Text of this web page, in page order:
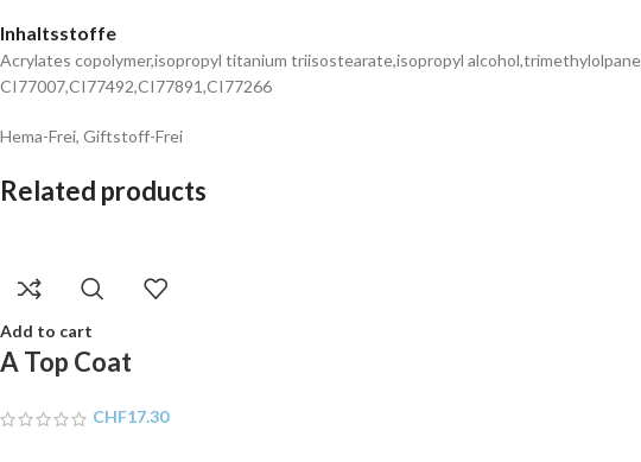
Inhaltsstoffe
Acrylates copolymer,isopropyl titanium triisostearate,isopropyl
CI77007,CI77492,CI77891,CI77266
Hema-Frei, Giftstoff-Frei
Related products
Add to cart
A Top Coat
CHF17.30